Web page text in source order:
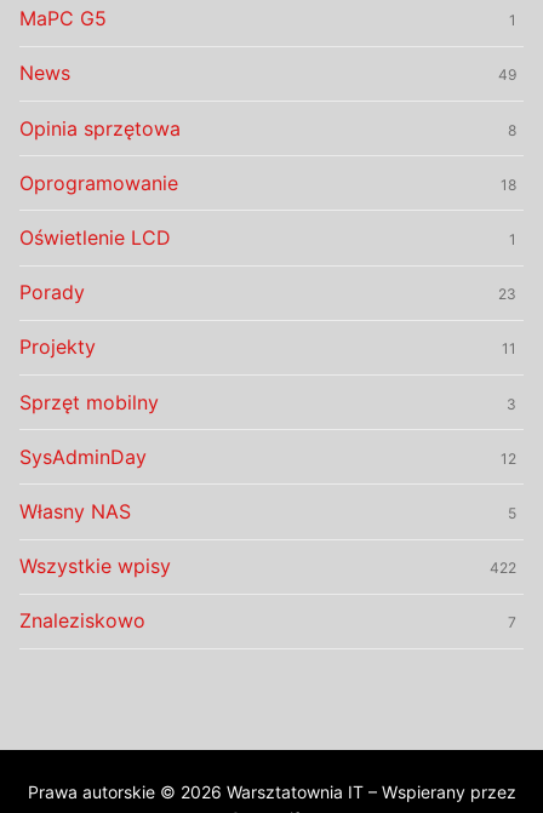
MaPC G5 1
News 49
Opinia sprzętowa 8
Oprogramowanie 18
Oświetlenie LCD 1
Porady 23
Projekty 11
Sprzęt mobilny 3
SysAdminDay 12
Własny NAS 5
Wszystkie wpisy 422
Znaleziskowo 7
Prawa autorskie © 2026 Warsztatownia IT – Wspierany przez